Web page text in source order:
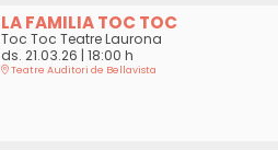
LA FAMILIA TOC TOC
Toc Toc Teatre Laurona
ds. 21.03.26 | 18:00 h
Teatre Auditori de Bellavista